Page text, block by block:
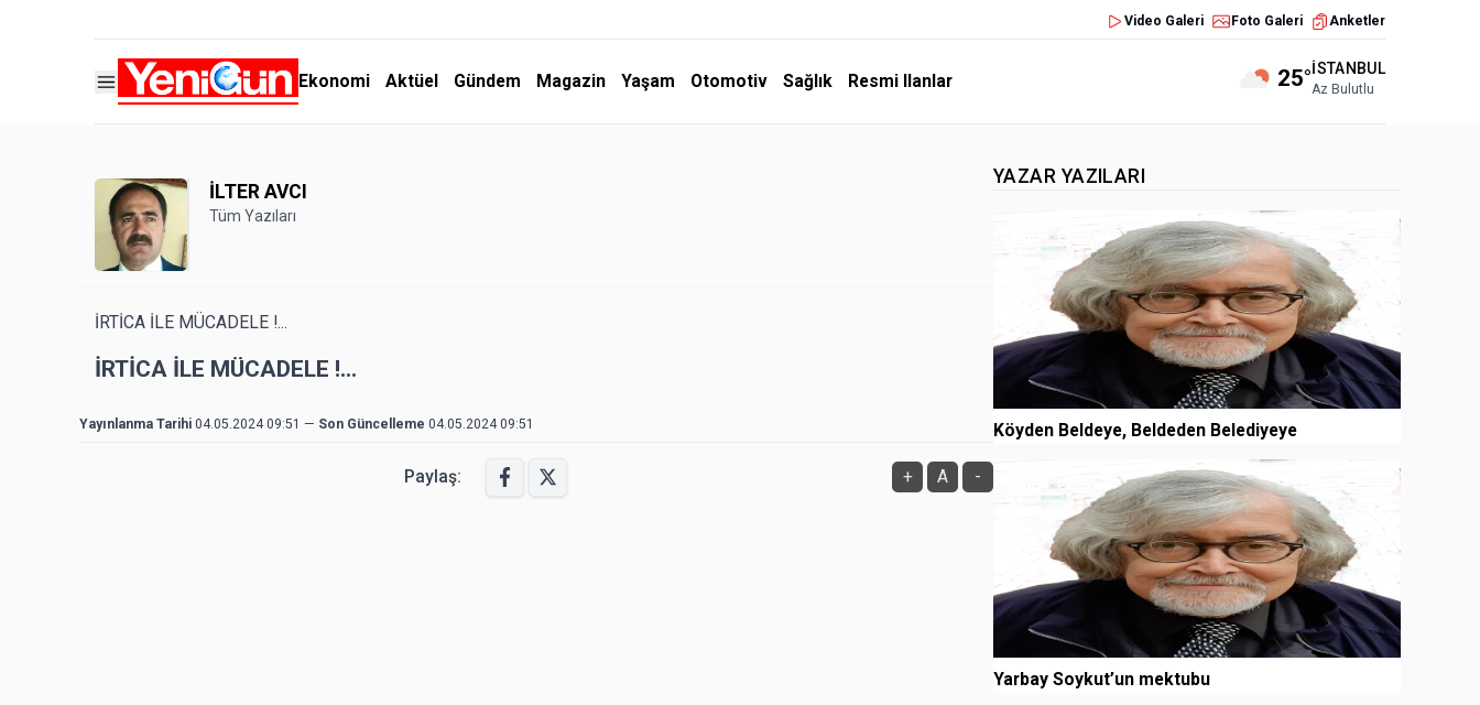
Video Galeri Foto Galeri Anketler
Ekonomi Aktüel Gündem Magazin Yaşam Otomotiv Sağlık Resmi Ilanlar 25°İSTANBUL
Az Bulutlu
İLTER AVCI
Tüm Yazıları
İRTİCA İLE MÜCADELE !...
İRTİCA İLE MÜCADELE !...
Yayınlanma Tarihi 04.05.2024 09:51 — Son Güncelleme 04.05.2024 09:51
Paylaş: + A -
YAZAR YAZILARI
Köyden Beldeye, Beldeden Belediyeye
Yarbay Soykut’un mektubu